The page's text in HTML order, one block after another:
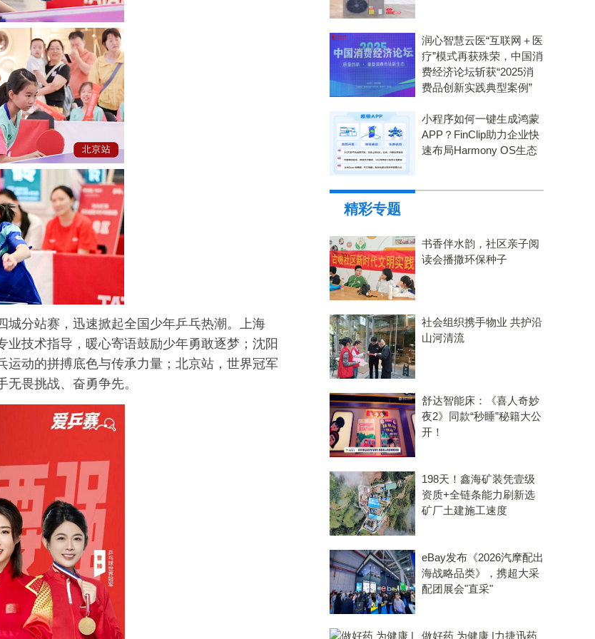
城分站赛，迅速掀起全国少年乒乓热潮。上海
技术指导，暖心寄语鼓励少年勇敢逐梦；沈阳
动的拼搏底色与传承力量；北京站，世界冠军
畏挑战、奋勇争先。
润心智慧云医“互联网＋医
疗”模式再获殊荣，中国消
费经济论坛斩获“2025消
费品创新实践典型案例”
小程序如何一键生成鸿蒙
APP？FinClip助力企业快
速布局Harmony OS生态
精彩专题
书香伴水韵，社区亲子阅
读会播撒环保种子
社会组织携手物业 共护沿
山河清流
舒达智能床：《喜人奇妙
夜2》同款“秒睡”秘籍大公
开！
198天！鑫海矿装凭壹级
资质+全链条能力刷新选
矿厂土建施工速度
eBay发布《2026汽摩配出
海战略品类》，携超大采
配团展会"直采"
做好药 为健康 |力捷迅药